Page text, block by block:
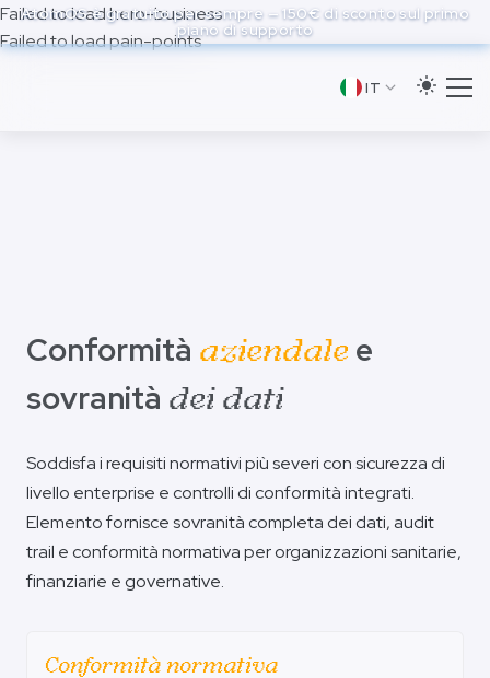
to
main
AtomOS è gratuito per sempre — 150€ di sconto sul primo
piano di supporto
IT
Failed to load hero-business
Failed to load pain-points
Conformità aziendale e
sovranità dei dati
Soddisfa i requisiti normativi più severi con sicurezza di
livello enterprise e controlli di conformità integrati.
Elemento fornisce sovranità completa dei dati, audit
trail e conformità normativa per organizzazioni sanitarie,
finanziarie e governative.
Conformità normativa